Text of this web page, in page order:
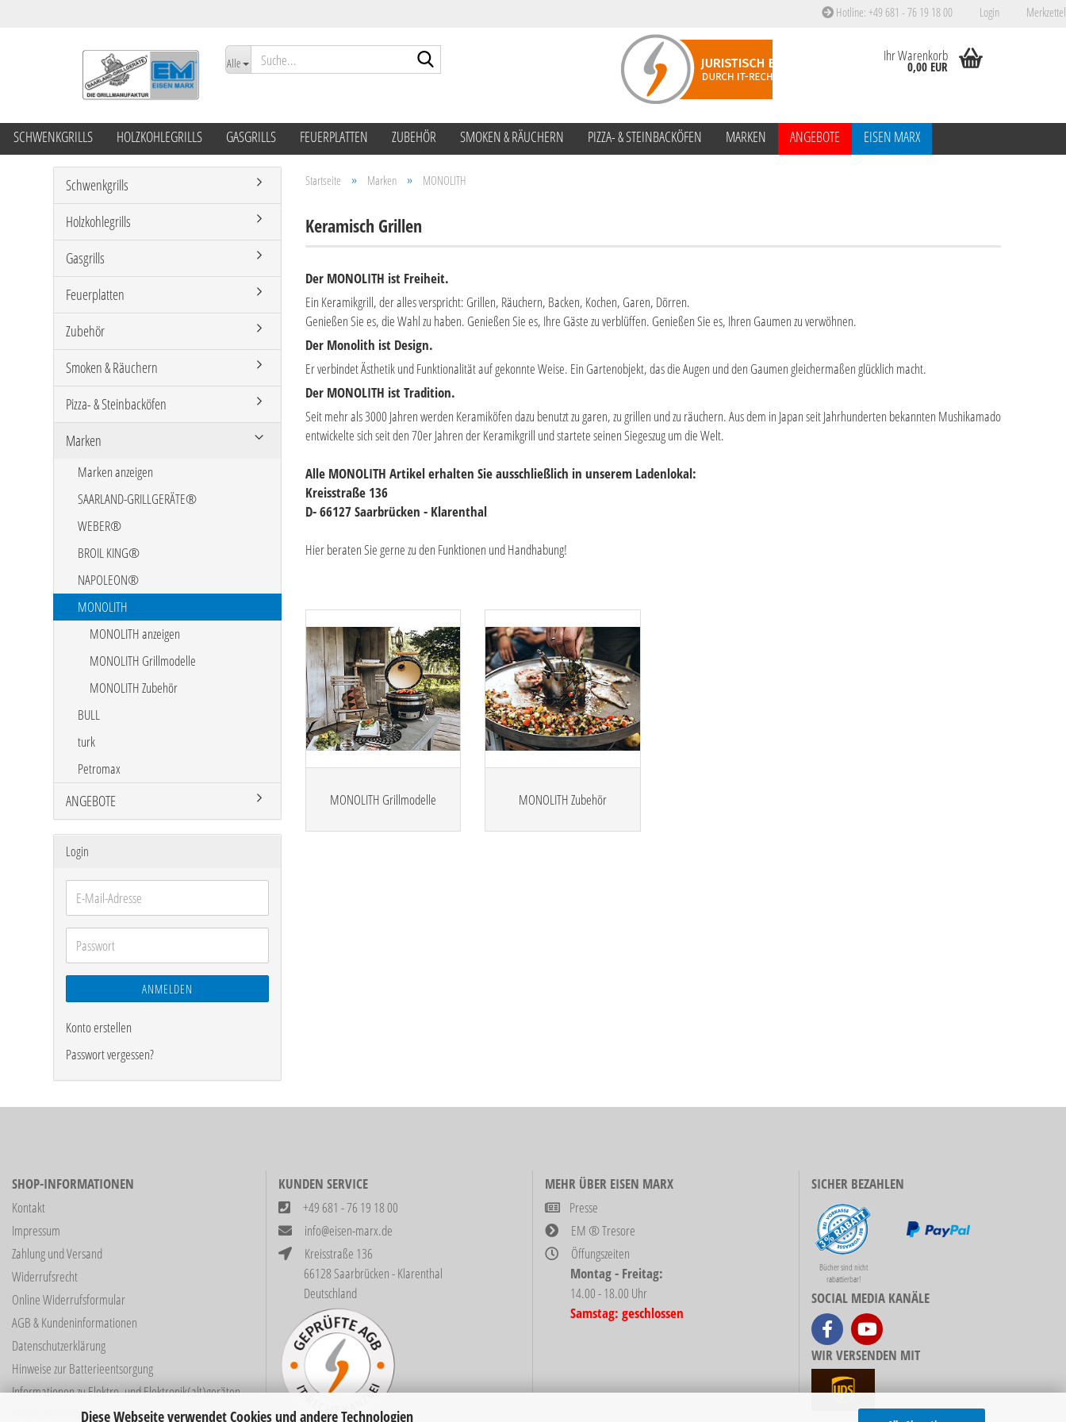
Diese Webseite verwendet Cookies und andere Technologien
Hotline: +49 681 - 76 19 18 00 Login Merkzettel
Alle Ihr Warenkorb
0,00 EUR
SCHWENKGRILLS HOLZKOHLEGRILLS GASGRILLS FEUERPLATTEN ZUBEHÖR SMOKEN & RÄUCHERN PIZZA- & STEINBACKÖFEN MARKEN ANGEBOTE EISEN MARX
Startseite » Marken » MONOLITH
Keramisch Grillen
Der MONOLITH ist Freiheit.
Ein Keramikgrill, der alles verspricht: Grillen, Räuchern, Backen, Kochen, Garen, Dörren.
Genießen Sie es, die Wahl zu haben. Genießen Sie es, Ihre Gäste zu verblüffen. Genießen Sie es, Ihren Gaumen zu verwöhnen.
Der Monolith ist Design.
Er verbindet Ästhetik und Funktionalität auf gekonnte Weise. Ein Gartenobjekt, das die Augen und den Gaumen gleichermaßen glücklich macht.
Der MONOLITH ist Tradition.
Seit mehr als 3000 Jahren werden Keramiköfen dazu benutzt zu garen, zu grillen und zu räuchern. Aus dem in Japan seit Jahrhunderten bekannten Mushikamado
entwickelte sich seit den 70er Jahren der Keramikgrill und startete seinen Siegeszug um die Welt.
Alle MONOLITH Artikel erhalten Sie ausschließlich in unserem Ladenlokal:
Kreisstraße 136
D- 66127 Saarbrücken - Klarenthal
Hier beraten Sie gerne zu den Funktionen und Handhabung!
MONOLITH Grillmodelle MONOLITH Zubehör
Schwenkgrills
Holzkohlegrills
Gasgrills
Feuerplatten
Zubehör
Smoken & Räuchern
Pizza- & Steinbacköfen
Marken
Marken anzeigen
SAARLAND-GRILLGERÄTE®
WEBER®
BROIL KING®
NAPOLEON®
MONOLITH
MONOLITH anzeigen
MONOLITH Grillmodelle
MONOLITH Zubehör
BULL
turk
Petromax
ANGEBOTE
Login
E-
Mail-
Adresse
Passwort
ANMELDEN
Konto erstellen
Passwort vergessen?
SHOP-INFORMATIONEN
Kontakt
Impressum
Zahlung und Versand
Widerrufsrecht
Online Widerrufsformular
AGB & Kundeninformationen
Datenschutzerklärung
Hinweise zur Batterieentsorgung
Informationen zu Elektro- und Elektronik(alt)geräten
Cookie Einstellungen
KUNDEN SERVICE
+49 681 - 76 19 18 00
info@eisen-marx.de
Kreisstraße 136
66128 Saarbrücken - Klarenthal
Deutschland
MEHR ÜBER EISEN MARX
Presse
EM ® Tresore
Öffungszeiten
Montag - Freitag:
14.00 - 18.00 Uhr
Samstag: geschlossen
SICHER BEZAHLEN
Bücher sind nicht
rabattierbar!
SOCIAL MEDIA KANÄLE
WIR VERSENDEN MIT